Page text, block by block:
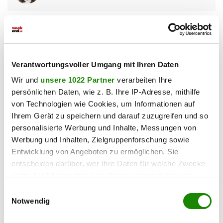
Verantwortungsvoller Umgang mit Ihren Daten
Wir und unsere 1022 Partner verarbeiten Ihre
persönlichen Daten, wie z. B. Ihre IP-Adresse, mithilfe
von Technologien wie Cookies, um Informationen auf
Ihrem Gerät zu speichern und darauf zuzugreifen und so
personalisierte Werbung und Inhalte, Messungen von
Werbung und Inhalten, Zielgruppenforschung sowie
Entwicklung von Angeboten zu ermöglichen. Sie
entscheiden darüber, wer Ihre Daten für welche Zwecke
Trigger Symbol ändern oder widerrufen
Notwendig
Neubau Erstbezug im Erdgeschoss mit
Terrasse, Eigengarten und hochwertigem
Wohnkomfort